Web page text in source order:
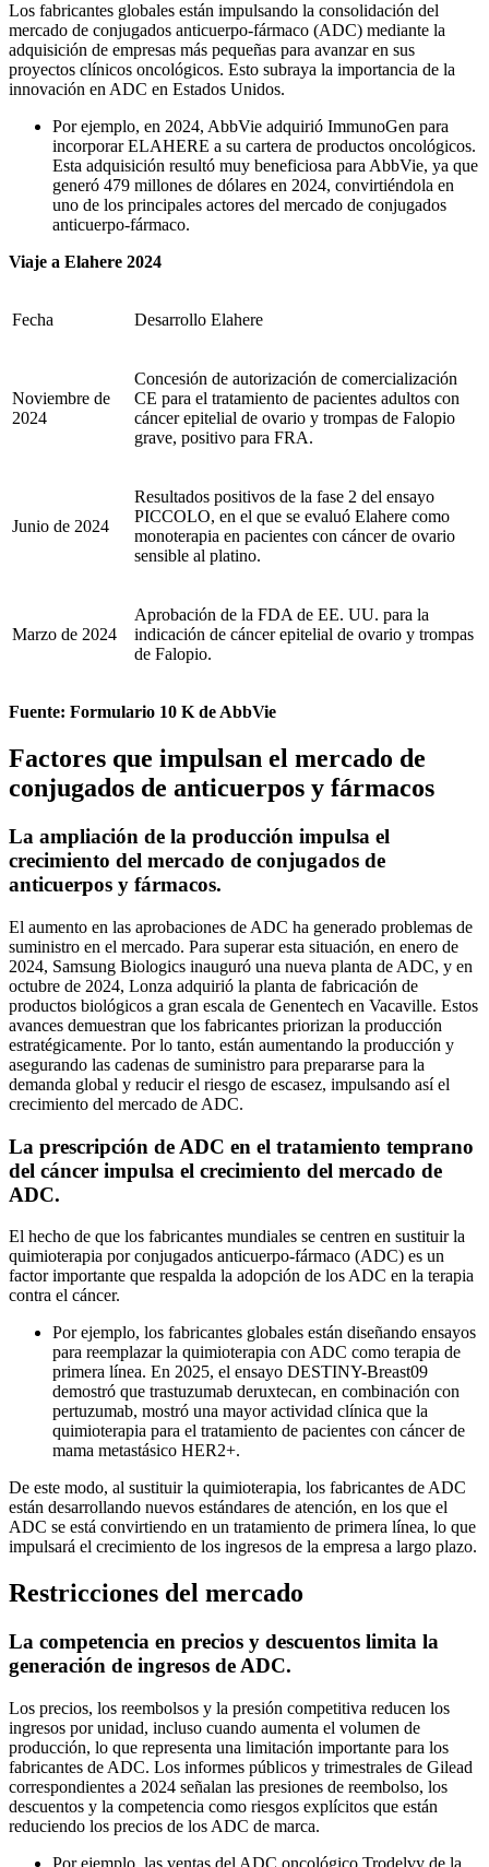
Los fabricantes globales están impulsando la consolidación del
mercado de conjugados anticuerpo-fármaco (ADC) mediante la
adquisición de empresas más pequeñas para avanzar en sus
proyectos clínicos oncológicos. Esto subraya la importancia de la
innovación en ADC en Estados Unidos.
Por ejemplo, en 2024, AbbVie adquirió ImmunoGen para
incorporar ELAHERE a su cartera de productos oncológicos.
Esta adquisición resultó muy beneficiosa para AbbVie, ya que
generó 479 millones de dólares en 2024, convirtiéndola en
uno de los principales actores del mercado de conjugados
anticuerpo-fármaco.
Viaje a Elahere 2024
Fecha Desarrollo Elahere
Noviembre de
2024
Concesión de autorización de comercialización
CE para el tratamiento de pacientes adultos con
cáncer epitelial de ovario y trompas de Falopio
grave, positivo para FRA.
Junio ​​de 2024
Resultados positivos de la fase 2 del ensayo
PICCOLO, en el que se evaluó Elahere como
monoterapia en pacientes con cáncer de ovario
sensible al platino.
Marzo de 2024
Aprobación de la FDA de EE. UU. para la
indicación de cáncer epitelial de ovario y trompas
de Falopio.
Fuente: Formulario 10 K de AbbVie
Factores que impulsan el mercado de
conjugados de anticuerpos y fármacos
La ampliación de la producción impulsa el
crecimiento del mercado de conjugados de
anticuerpos y fármacos.
El aumento en las aprobaciones de ADC ha generado problemas de
suministro en el mercado. Para superar esta situación, en enero de
2024, Samsung Biologics inauguró una nueva planta de ADC, y en
octubre de 2024, Lonza adquirió la planta de fabricación de
productos biológicos a gran escala de Genentech en Vacaville. Estos
avances demuestran que los fabricantes priorizan la producción
estratégicamente. Por lo tanto, están aumentando la producción y
asegurando las cadenas de suministro para prepararse para la
demanda global y reducir el riesgo de escasez, impulsando así el
crecimiento del mercado de ADC.
La prescripción de ADC en el tratamiento temprano
del cáncer impulsa el crecimiento del mercado de
ADC.
El hecho de que los fabricantes mundiales se centren en sustituir la
quimioterapia por conjugados anticuerpo-fármaco (ADC) es un
factor importante que respalda la adopción de los ADC en la terapia
contra el cáncer.
Por ejemplo, los fabricantes globales están diseñando ensayos
para reemplazar la quimioterapia con ADC como terapia de
primera línea. En 2025, el ensayo DESTINY-Breast09
demostró que trastuzumab deruxtecan, en combinación con
pertuzumab, mostró una mayor actividad clínica que la
quimioterapia para el tratamiento de pacientes con cáncer de
mama metastásico HER2+.
De este modo, al sustituir la quimioterapia, los fabricantes de ADC
están desarrollando nuevos estándares de atención, en los que el
ADC se está convirtiendo en un tratamiento de primera línea, lo que
impulsará el crecimiento de los ingresos de la empresa a largo plazo.
Restricciones del mercado
La competencia en precios y descuentos limita la
generación de ingresos de ADC.
Los precios, los reembolsos y la presión competitiva reducen los
ingresos por unidad, incluso cuando aumenta el volumen de
producción, lo que representa una limitación importante para los
fabricantes de ADC. Los informes públicos y trimestrales de Gilead
correspondientes a 2024 señalan las presiones de reembolso, los
descuentos y la competencia como riesgos explícitos que están
reduciendo los precios de los ADC de marca.
Por ejemplo, las ventas del ADC oncológico Trodelvy de la